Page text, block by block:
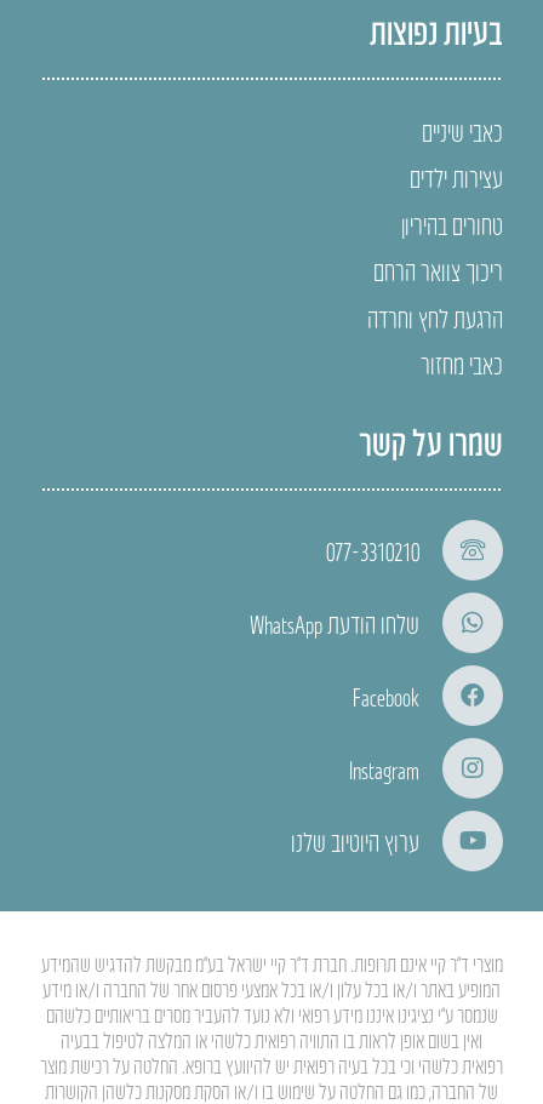
בעיות נפוצות
כאבי שיניים
עצירות ילדים
טחורים בהיריון
ריכוך צוואר הרחם
הרגעת לחץ וחרדה
כאבי מחזור
שמרו על קשר
077-3310210
שלחו הודעת WhatsApp
Facebook
Instagram
ערוץ היוטיוב שלנו
מוצרי ד”ר קיי אינם תרופות. חברת ד”ר קיי ישראל בע”מ מבקשת להדגיש שהמידע
המופיע באתר ו/או בכל עלון ו/או בכל אמצעי פרסום אחר של החברה ו/או מידע
שנמסר ע”י נציגינו איננו מידע רפואי ולא נועד להעביר מסרים בריאותיים כלשהם
ואין בשום אופן לראות בו התוויה רפואית כלשהי או המלצה לטיפול בבעיה
רפואית כלשהי וכי בכל בעיה רפואית יש להיוועץ ברופא. החלטה על רכישת מוצר
של החברה, כמו גם החלטה על שימוש בו ו/או הסקת מסקנות כלשהן הקושרות